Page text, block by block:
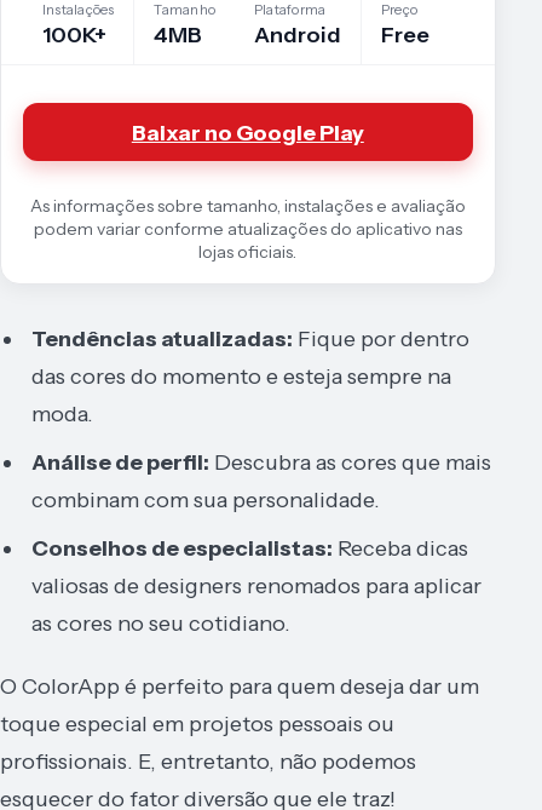
Instalações
100K+
Tamanho
4MB
Plataforma
Android
Preço
Free
Baixar no Google Play
As informações sobre tamanho, instalações e avaliação
podem variar conforme atualizações do aplicativo nas
lojas oficiais.
Tendências atualizadas: Fique por dentro
das cores do momento e esteja sempre na
moda.
Análise de perfil: Descubra as cores que mais
combinam com sua personalidade.
Conselhos de especialistas: Receba dicas
valiosas de designers renomados para aplicar
as cores no seu cotidiano.
O ColorApp é perfeito para quem deseja dar um
toque especial em projetos pessoais ou
profissionais. E, entretanto, não podemos
esquecer do fator diversão que ele traz!